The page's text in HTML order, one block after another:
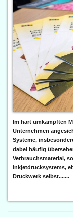
Im hart umkämpften
Unternehmen
Systeme,
dabei häufig
Verbrauchsmaterial,
Inkjetdrucksystems,
Druckwerk selbst.......